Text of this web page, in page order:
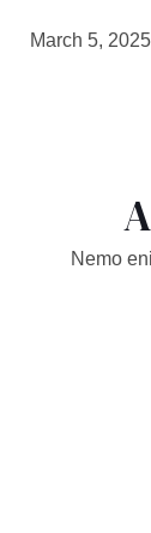
March 5, 2025
Nemo